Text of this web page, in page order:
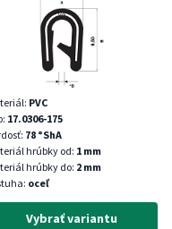
PVC
17.0306-175
78 °ShA
hrúbky od: 1 mm
hrúbky do: 2 mm
oceľ
Vybrať variantu